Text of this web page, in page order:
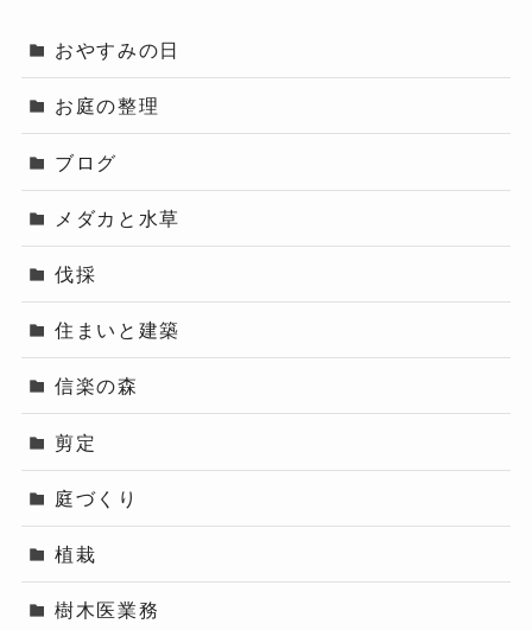
おやすみの日
お庭の整理
ブログ
メダカと水草
伐採
住まいと建築
信楽の森
剪定
庭づくり
植栽
樹木医業務